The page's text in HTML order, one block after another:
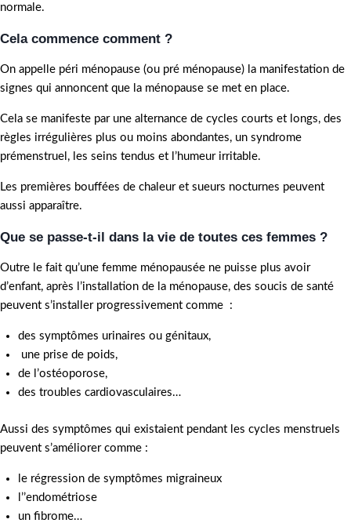
normale.
Cela commence comment ?
On appelle péri ménopause (ou pré ménopause) la manifestation de
signes qui annoncent que la ménopause se met en place.
Cela se manifeste par une alternance de cycles courts et longs, des
règles irrégulières plus ou moins abondantes, un syndrome
prémenstruel, les seins tendus et l’humeur irritable.
Les premières bouffées de chaleur et sueurs nocturnes peuvent
aussi apparaître.
Que se passe-t-il dans la vie de toutes ces femmes ?
Outre le fait qu’une femme ménopausée ne puisse plus avoir
d’enfant, après l’installation de la ménopause, des soucis de santé
peuvent s’installer progressivement comme :
des symptômes urinaires ou génitaux,
une prise de poids,
de l’ostéoporose,
des troubles cardiovasculaires…
Aussi des symptômes qui existaient pendant les cycles menstruels
peuvent s’améliorer comme :
le régression de symptômes migraineux
l’’endométriose
un fibrome…